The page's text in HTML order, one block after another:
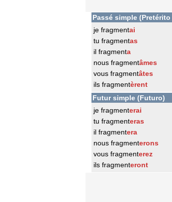
Passé simple
je fragmentai
tu fragmentas
il fragmenta
nous fragmentâmes
vous fragmentâtes
ils fragmentèrent
Futur simple (Futuro)
je fragmenterai
tu fragmenteras
il fragmentera
nous fragmenterons
vous fragmenterez
ils fragmenteront